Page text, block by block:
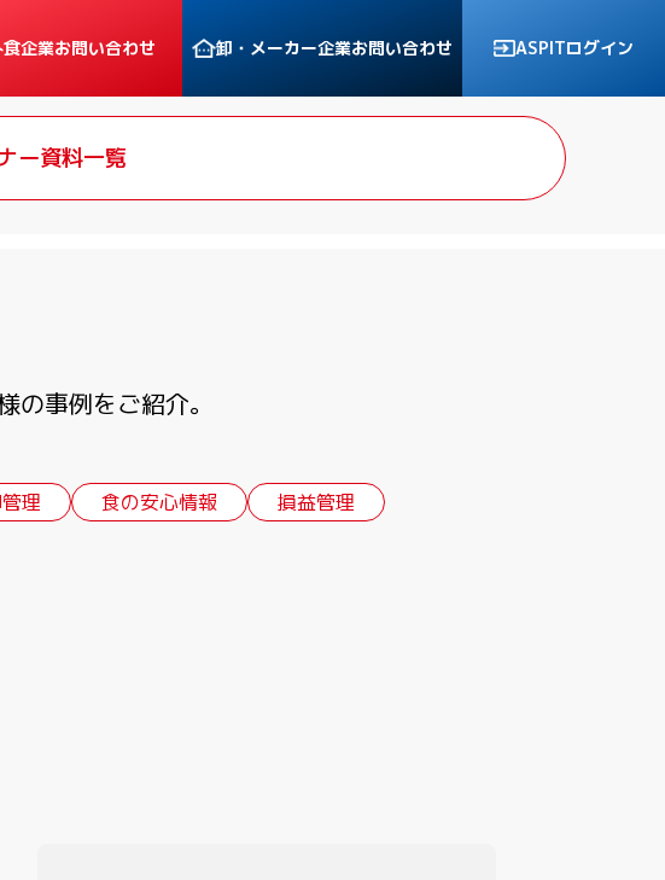
企業お問い合わせ 卸・メーカー企業お問い合わせ ASPITログイン
ー資料一覧
の事例をご紹介。
理 食の安心情報
損益管理